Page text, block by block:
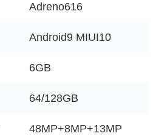
Adreno616
Android9 MIUI10
6GB
64/128GB
48MP+8MP+13MP